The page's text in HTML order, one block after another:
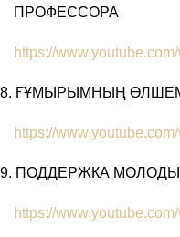
ПРОФЕССОРА
https://
ҒҰМЫРЫМНЫҢ
https://
ПОДДЕРЖКА
https://